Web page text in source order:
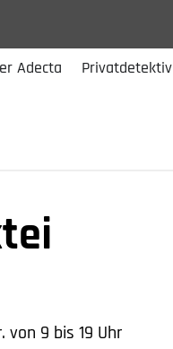
Adecta Privatdetektiv
von 9 bis 19 Uhr